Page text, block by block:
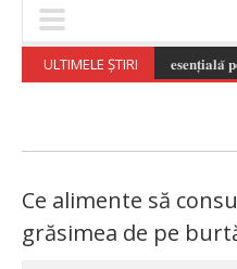
ULTIMELE ȘTIRI
𝐚 𝐝𝐫𝐨𝐧𝐞𝐥𝐨𝐫 𝐞𝐬𝐭𝐞 𝐞𝐬𝐞𝐧𝐭̦𝐢𝐚𝐥𝐚̆
Ce alimente să
grăsimea de pe